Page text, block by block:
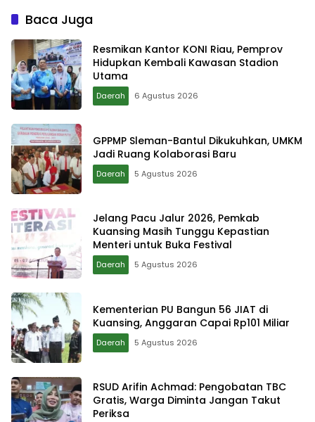
Baca Juga
Resmikan Kantor KONI Riau, Pemprov
Hidupkan Kembali Kawasan Stadion
Utama
Daerah 6 Agustus 2026
GPPMP Sleman-Bantul Dikukuhkan, UMKM
Jadi Ruang Kolaborasi Baru
Daerah 5 Agustus 2026
Jelang Pacu Jalur 2026, Pemkab
Kuansing Masih Tunggu Kepastian
Menteri untuk Buka Festival
Daerah 5 Agustus 2026
Kementerian PU Bangun 56 JIAT di
Kuansing, Anggaran Capai Rp101 Miliar
Daerah 5 Agustus 2026
RSUD Arifin Achmad: Pengobatan TBC
Gratis, Warga Diminta Jangan Takut
Periksa